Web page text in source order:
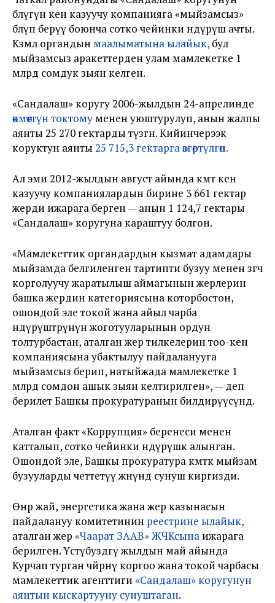
бөлүгүн кен казуучу компанияга «мыйзамсыз»
бөлүп берүү боюнча сотко чейинки өндүрүш ачты.
Көзөмөл органдын маалыматына ылайык, бул
мыйзамсыз аракеттерден улам мамлекетке 1
млрд сомдук зыян келген.
«Сандалаш» коругу 2006-жылдын 24-апрелинде
өкмөттүн токтому менен уюштурулуп, анын жалпы
аянты 25 270 гектарды түзгөн. Кийинчерээк
коруктун аянты 25 715,3 гектарга өзгөртүлгөн.
Ал эми 2012-жылдын август айында өкмөт кен
казуучу компаниялардын бирине 3 661 гектар
жерди ижарага берген — анын 1 124,7 гектары
«Сандалаш» коругуна караштуу болгон.
«Мамлекеттик органдардын кызмат адамдары
мыйзамда белгиленген тартипти бузуу менен өзгөчө
корголуучу жаратылыш аймагынын жерлерин
башка жердин категориясына которбостон,
ошондой эле токой жана айыл чарба
өндүрүштөрүнүн жоготууларынын ордун
толтурбастан, аталган жер тилкелерин тоо-кен
компаниясына убактылуу пайдаланууга
мыйзамсыз берип, натыйжада мамлекетке 1
млрд сомдон ашык зыян келтирилген», — деп
берилет Башкы прокуратуранын билдирүүсүндө.
Аталган факт «Коррупция» беренеси менен
катталып, сотко чейинки өндүрүшкө алынган.
Ошондой эле, Башкы прокуратура өкмөткө мыйзам
бузууларды четтетүү жөнүндө сунуш киргизди.
Өнөр жай, энергетика жана жер казынасын
пайдалануу комитетинин реестрине ылайык,
аталган жер «Чаарат ЗААВ» ЖЧКсына ижарага
берилген. Үстүбуздөгү жылдын май айында
Курчап турган чөйрөнү коргоо жана токой чарбасы
мамлекеттик агенттиги «Сандалаш» коругунун
аянтын кыскартууну сунуштаган.